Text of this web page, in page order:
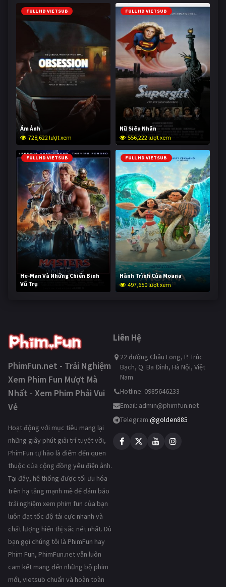
FULL HD VIETSUB
Ám Ảnh
728,622 lượt xem
FULL HD VIETSUB
Nữ Siêu Nhân
556,222 lượt xem
FULL HD VIETSUB
He-Man Và Những Chiến Binh
Vũ Trụ
247,006 lượt xem
FULL HD VIETSUB
Hành Trình Của Moana
497,650 lượt xem
PhimFun.net - Trải Nghiệm
Xem Phim Fun Mượt Mà
Nhất - Xem Phim Phải Vui
Vẻ
Hoạt động với mục tiêu mang lại
những giây phút giải trí tuyệt vời,
PhimFun tự hào là điểm đến quen
thuộc của cộng đồng yêu điện ảnh.
Tại đây, hệ thống được tối ưu hóa
trên hạ tầng mạnh mẽ để đảm bảo
trải nghiệm xem phim fun của bạn
luôn đạt tốc độ tải cực nhanh và
chất lượng hiển thị sắc nét nhất. Dù
bạn gọi chúng tôi là PhimFun hay
Phim Fun, PhimFun.net vẫn luôn
cam kết mang đến những bộ phim
mới, vietsub chuẩn và hoàn toàn
Liên Hệ
22 đường Châu Long, P. Trúc
Bạch, Q. Ba Đình, Hà Nội, Việt
Nam
Hotline: 0985646233
Email: admin@phimfun.net
Telegram:@golden885